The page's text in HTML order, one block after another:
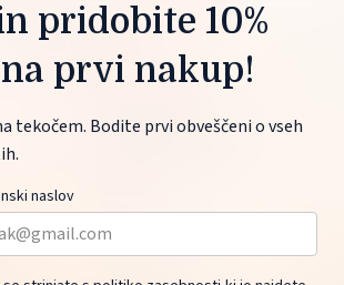
pridobite 10%
prvi nakup!
tekočem. Bodite prvi obveščeni o vseh
naslov